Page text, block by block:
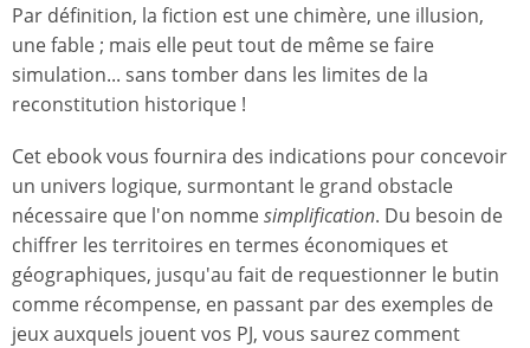
Par définition, la fiction est une chimère, une illusion,
une fable ; mais elle peut tout de même se faire
simulation... sans tomber dans les limites de la
reconstitution historique !
Cet ebook vous fournira des indications pour concevoir
un univers logique, surmontant le grand obstacle
nécessaire que l'on nommesimplification. Du besoin de
chiffrer les territoires en termes économiques et
géographiques, jusqu'au fait de requestionner le butin
comme récompense, en passant par des exemples de
jeux auxquels jouent vos PJ, vous saurez comment